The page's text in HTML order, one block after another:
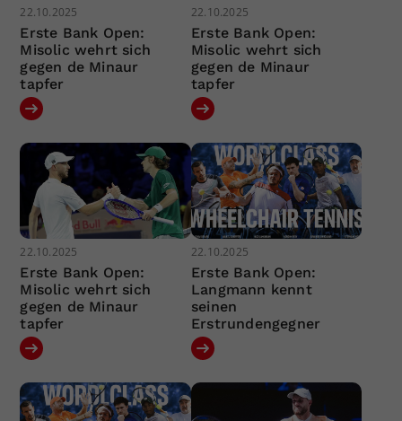
22.10.2025
Erste Bank Open:
Misolic wehrt sich
gegen de Minaur
tapfer
22.10.2025
Erste Bank Open:
Misolic wehrt sich
gegen de Minaur
tapfer
22.10.2025
Erste Bank Open:
Misolic wehrt sich
gegen de Minaur
tapfer
22.10.2025
Erste Bank Open:
Langmann kennt
seinen
Erstrundengegner